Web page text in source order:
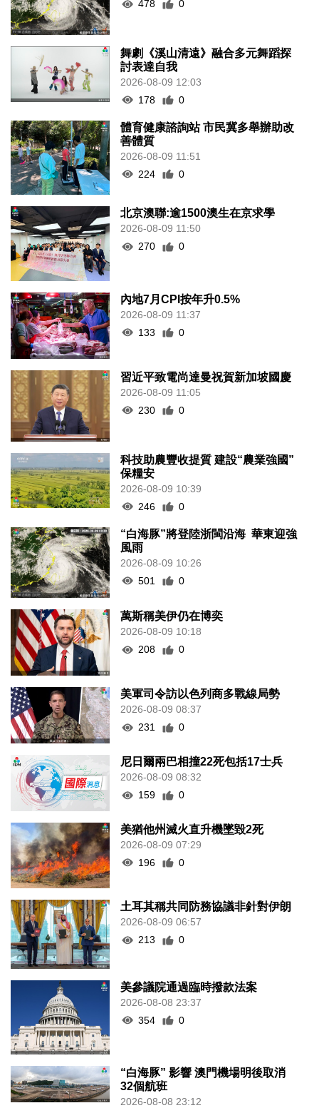
478 0
舞劇《溪山清遠》融合多元舞蹈探
討表達自我
2026-08-09 12:03
178
0
體育健康諮詢站 市民冀多舉辦助改
善體質
2026-08-09 11:51
224
0
北京澳聯:逾1500澳生在京求學
2026-08-09 11:50
270
0
內地7月CPI按年升0.5%
2026-08-09 11:37
133
0
習近平致電尚達曼祝賀新加坡國慶
2026-08-09 11:05
230
0
科技助農豐收提質 建設“農業強國”
保糧安
2026-08-09 10:39
246
0
“白海豚”將登陸浙閩沿海 華東迎強
風雨
2026-08-09 10:26
501
0
萬斯稱美伊仍在博奕
2026-08-09 10:18
208
0
美軍司令訪以色列商多戰線局勢
2026-08-09 08:37
231
0
尼日爾兩巴相撞22死包括17士兵
2026-08-09 08:32
159
0
美猶他州滅火直升機墜毀2死
2026-08-09 07:29
196
0
土耳其稱共同防務協議非針對伊朗
2026-08-09 06:57
213
0
美參議院通過臨時撥款法案
2026-08-08 23:37
354
0
“白海豚” 影響 澳門機場明後取消
32個航班
2026-08-08 23:12